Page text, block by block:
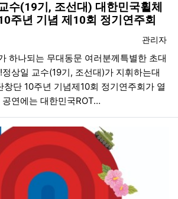
수(19기, 조선대) 대한민국휠체
주년 기념 제10회 정기연주회
등록자
관리자
하나되는 무대동문 여러분께특별한 초대
상일 교수(19기, 조선대)가 지휘하는대
창단 10주년 기념제10회 정기연주회가 열
연에는 대한민국ROT…